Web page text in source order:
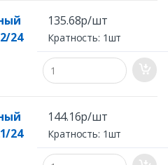
24
135.68р/шт
Кратность: 1шт
24
144.16р/шт
Кратность: 1шт